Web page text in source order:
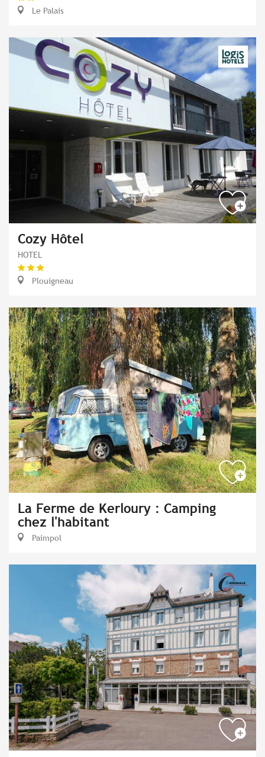
Le Palais
Cozy Hôtel
HOTEL
Plouigneau
La Ferme de Kerloury : Camping
chez l'habitant
Paimpol